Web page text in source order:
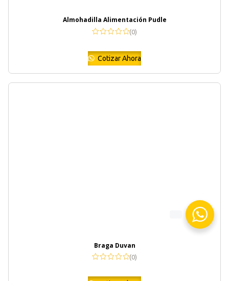
Almohadilla Alimentación Pudle
(0)
Cotizar Ahora
Braga Duvan
(0)